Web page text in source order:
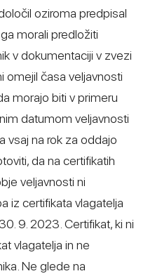
oziroma predpisal
morali predložiti
v dokumentaciji v zvezi
omejil časa veljavnosti
morajo biti v primeru
datumom veljavnosti
vsaj na rok za oddajo
da na certifikatih
veljavnosti ni
iz certifikata vlagatelja
9. 2023. Certifikat, ki ni
vlagatelja in ne
Ne glede na